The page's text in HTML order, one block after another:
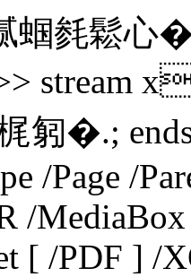
蝈毵鬆心
>>
�.;
/Page /
/
[ /PDF ] /